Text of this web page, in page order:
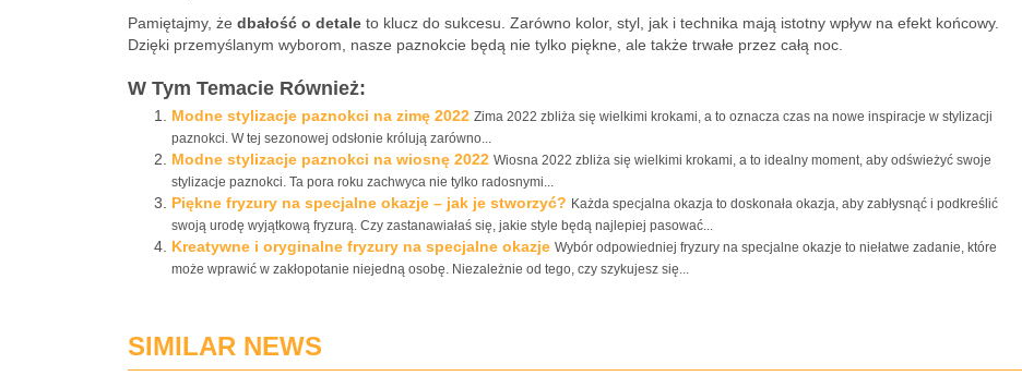
Pamiętajmy, że dbałość o detale to klucz do sukcesu. Zarówno kolor, styl, jak i technika mają istotny wpływ na efekt końcowy.
Dzięki przemyślanym wyborom, nasze paznokcie będą nie tylko piękne, ale także trwałe przez całą noc.
W Tym Temacie Również:
Modne stylizacje paznokci na zimę 2022 Zima 2022 zbliża się wielkimi krokami, a to oznacza czas na nowe inspiracje w stylizacji
paznokci. W tej sezonowej odsłonie królują zarówno...
Modne stylizacje paznokci na wiosnę 2022 Wiosna 2022 zbliża się wielkimi krokami, a to idealny moment, aby odświeżyć swoje
stylizacje paznokci. Ta pora roku zachwyca nie tylko radosnymi...
Piękne fryzury na specjalne okazje – jak je stworzyć? Każda specjalna okazja to doskonała okazja, aby zabłysnąć i podkreślić
swoją urodę wyjątkową fryzurą. Czy zastanawiałaś się, jakie style będą najlepiej pasować...
Kreatywne i oryginalne fryzury na specjalne okazje Wybór odpowiedniej fryzury na specjalne okazje to niełatwe zadanie, które
może wprawić w zakłopotanie niejedną osobę. Niezależnie od tego, czy szykujesz się...
SIMILAR NEWS